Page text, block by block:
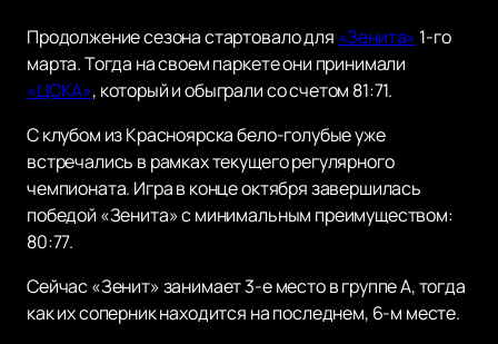
Продолжение сезона стартовало для «Зенита» 1-го
марта. Тогда на своем паркете они принимали
«ЦСКА», который и обыграли со счетом 81:71.
С клубом из Красноярска бело-голубые уже
встречались в рамках текущего регулярного
чемпионата. Игра в конце октября завершилась
победой «Зенита» с минимальным преимуществом:
80:77.
Сейчас «Зенит» занимает 3-е место в группе А, тогда
как их соперник находится на последнем, 6-м месте.